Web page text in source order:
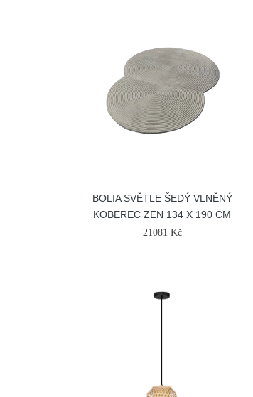
BOLIA SVĚTLE ŠEDÝ VLNĚNÝ
KOBEREC ZEN 134 X 190 CM
21081 Kč